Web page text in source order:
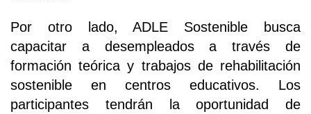
Por otro lado, ADLE Sostenible busca
capacitar a desempleados a través de
formación teórica y trabajos de rehabilitación
sostenible en centros educativos. Los
participantes tendrán la oportunidad de